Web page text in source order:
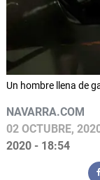
Un hombre llena de
NAVARRA.COM
02 OCTUBRE,
2020 - 18:54